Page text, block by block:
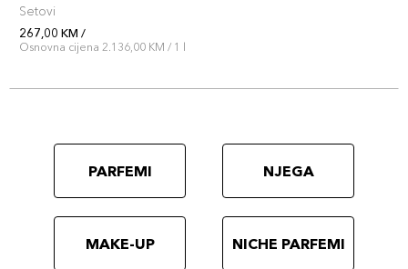
Setovi
267,00 KM /
Osnovna cijena 2.136,00 KM / 1 l
PARFEMI NJEGA
MAKE-UP NICHE PARFEMI